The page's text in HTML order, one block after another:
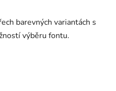
barevných variantách s
výběru fontu.